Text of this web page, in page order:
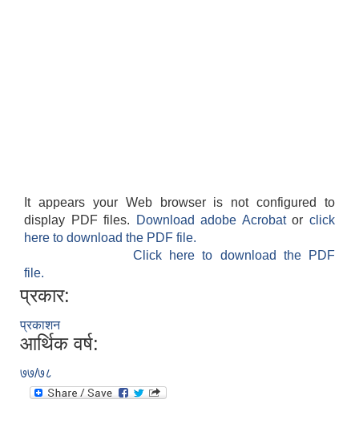
It appears your Web browser is not configured to
display PDF files.
Download adobe Acrobatorclick
here to download the PDF file.
Click here to download the PDF
file.
प्रकार:
प्रकाशन
आर्थिक वर्ष:
७७/७८